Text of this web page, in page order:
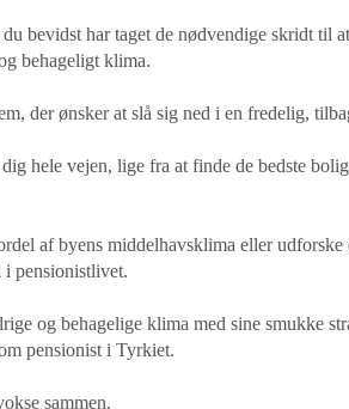
bevidst har taget de nødvendige skridt til
behageligt klima.
der ønsker at slå sig ned i en fredelig,
hele vejen, lige fra at finde de bedste
af byens middelhavsklima eller
i pensionistlivet.
og behagelige klima med sine smukke
pensionist i Tyrkiet.
sammen.